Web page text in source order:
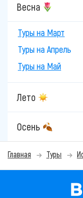
Весна
Туры на Март
Туры на Апрель
Туры на Май
Лето
Осень
Главная Туры